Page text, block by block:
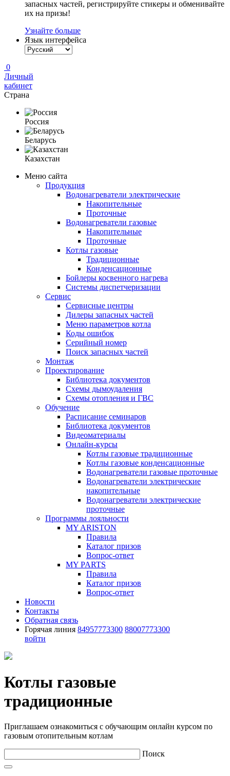
запасных частей, регистрируйте стикеры и обменивайте
их на призы!
Узнайте больше
Язык интерфейса
0
Личный
кабинет
Страна
Россия
Беларусь
Казахстан
Меню сайта
Продукция
Водонагреватели электрические
Накопительные
Проточные
Водонагреватели газовые
Накопительные
Проточные
Котлы газовые
Традиционные
Конденсационные
Бойлеры косвенного нагрева
Системы диспетчеризации
Сервис
Сервисные центры
Дилеры запасных частей
Меню параметров котла
Коды ошибок
Серийный номер
Поиск запасных частей
Монтаж
Проектирование
Библиотека документов
Схемы дымоудаления
Схемы отопления и ГВС
Обучение
Расписание семинаров
Библиотека документов
Видеоматериалы
Онлайн-курсы
Котлы газовые традиционные
Котлы газовые конденсационные
Водонагреватели газовые проточные
Водонагреватели электрические
накопительные
Водонагреватели электрические
проточные
Программы лояльности
MY ARISTON
Правила
Каталог призов
Вопрос-ответ
MY PARTS
Правила
Каталог призов
Вопрос-ответ
Новости
Контакты
Обратная связь
Горячая линия 84957773300 88007773300
войти
Котлы газовые
традиционные
Приглашаем ознакомиться с обучающим онлайн курсом по
газовым отопительным котлам
Поиск